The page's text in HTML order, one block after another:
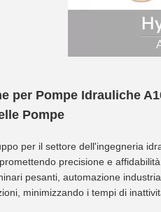
per Pompe Idrauliche
Pompe
per il settore dell'ingegneria
promettendo precisione e
pesanti, automazione
minimizzando i tempi di